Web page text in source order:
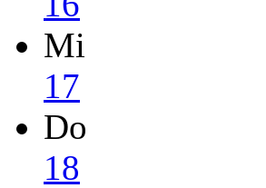
Mi
17
Do
18